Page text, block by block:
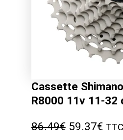
Cassette
R8000 11v 11-32
86.49€ Le
59.37€Le
TTC